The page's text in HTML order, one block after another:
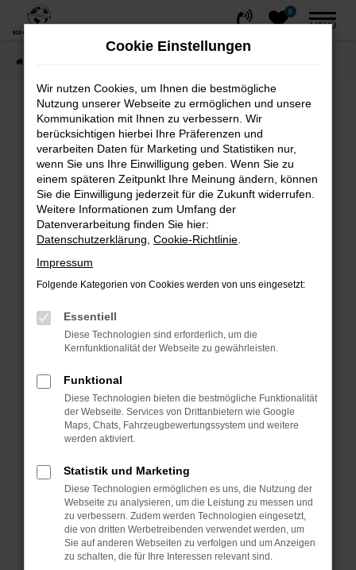
Zum
springen
0
MENÜ
Fehler: Network Error
Beim Laden ist ein Fehler aufgetreten.
Hier sind ein paar Tipps, die dir helfen können:
Überprüfe deine Firewall und deine
Internetverbindung.
Laden andere Webseiten, zum Beispiel
Prüfe deine Browsererweiterungen.
können das Laden bestimmter Seiten
verhindern. Funktioniert die Seite in einem
anderen Browser oder in einem privaten
Fenster?
Starte dein Gerät neu.
Das kann manchmal helfen,
vorübergehende Probleme zu beheben.
Stelle sicher, dass dein Browser und dein
Betriebssystem auf dem neuesten Stand
sind.
Veraltete Software birgt nicht nur ein
Sicherheitsrisiko, sondern kann auch dazu
führen, dass bestimmte Funktionen nicht
Cookie Einstellungen
Wir nutzen Cookies, um Ihnen die bestmögliche
Nutzung unserer Webseite zu ermöglichen und unsere
Kommunikation mit Ihnen zu verbessern. Wir
berücksichtigen hierbei Ihre Präferenzen und
verarbeiten Daten für Marketing und Statistiken nur,
wenn Sie uns Ihre Einwilligung geben. Wenn Sie zu
einem späteren Zeitpunkt Ihre Meinung ändern, können
Sie die Einwilligung jederzeit für die Zukunft widerrufen.
Weitere Informationen zum Umfang der
Datenverarbeitung finden Sie hier:
Datenschutzerklärung Cookie-Richtlinie
Impressum
Folgende Kategorien von Cookies werden von uns eingesetzt:
Essentiell
Diese Technologien sind erforderlich, um die
Kernfunktionalität der Webseite zu gewährleisten.
Funktional
Diese Technologien bieten die bestmögliche Funktionalität
der Webseite. Services von Drittanbietern wie Google
Maps, Chats, Fahrzeugbewertungssystem und weitere
werden aktiviert.
Statistik und Marketing
Diese Technologien ermöglichen es uns, die Nutzung der
Webseite zu analysieren, um die Leistung zu messen und
zu verbessern. Zudem werden Technologien eingesetzt,
die von dritten Werbetreibenden verwendet werden, um
Sie auf anderen Webseiten zu verfolgen und um Anzeigen
zu schalten, die für Ihre Interessen relevant sind.